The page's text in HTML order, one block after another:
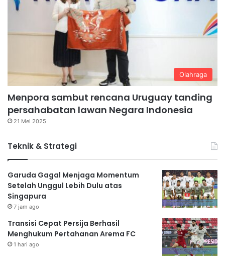
Olahraga
Menpora sambut rencana Uruguay tanding
persahabatan lawan Negara Indonesia
21 Mei 2025
Teknik & Strategi
Garuda Gagal Menjaga Momentum
Setelah Unggul Lebih Dulu atas
Singapura
7 jam ago
Transisi Cepat Persija Berhasil
Menghukum Pertahanan Arema FC
1 hari ago